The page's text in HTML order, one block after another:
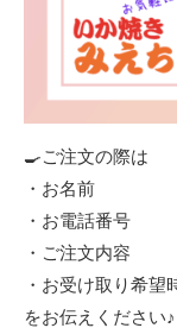
🍳ご注文の際は
・お名前
・お電話番号
・ご注文内容
・お受け取り希望
をお伝えください♪